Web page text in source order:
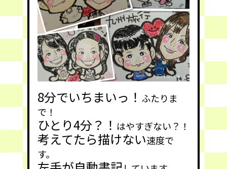
8分でいちまいっ！ ふたりま
で！
ひとり4分？！ はやすぎない？！
考えてたら描けない速度で
す。